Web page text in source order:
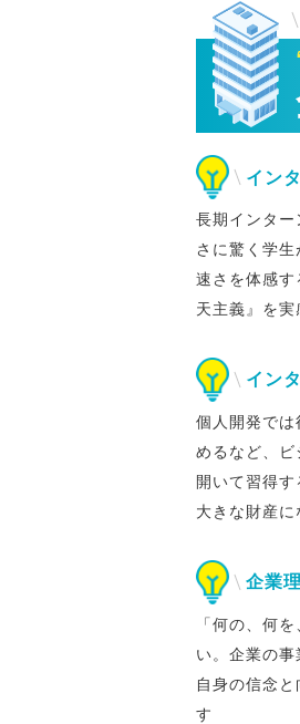
イン
長期インター
さに驚く学
速さを体感
天主義』を実
イン
個人開発で
めるなど、
開いて習得
大きな財産に
企業
「何の、何
い。企業の
自身の信念
す